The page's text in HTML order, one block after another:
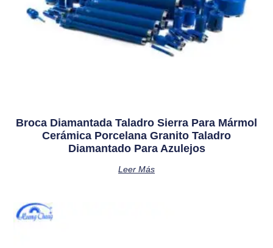
Broca Diamantada Taladro Sierra Para Mármol
Cerámica Porcelana Granito Taladro
Diamantado Para Azulejos
Leer Más